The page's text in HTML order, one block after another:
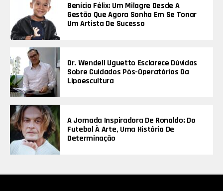
Benício Félix: Um Milagre Desde A
Gestão Que Agora Sonha Em Se Tonar
Um Artista De Sucesso
Dr. Wendell Uguetto Esclarece Dúvidas
Sobre Cuidados Pós-Operatórios Da
Lipoescultura
A Jornada Inspiradora De Ronaldo: Do
Futebol À Arte, Uma História De
Determinação